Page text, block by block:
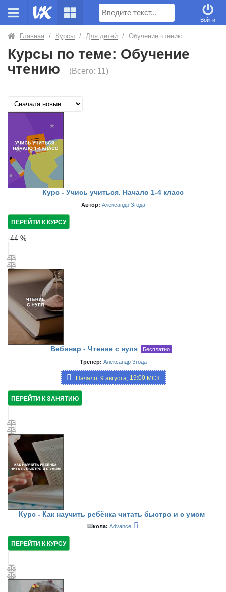
Поиск
Войти
Главная / Курсы / Для детей / Обучение чтению
Курсы по теме: Обучение
чтению
(Всего: 11)
Курс - Учись учиться. Начало 1-4 класс
Автор: Александр Згода
ПЕРЕЙТИ К КУРСУ
-44 %
Вебинар - Чтение с нуля
Бесплатно
Тренер: Александр Згода
Начало: 9 августа, 19:00МСК
ПЕРЕЙТИ К ЗАНЯТИЮ
Курс - Как научить ребёнка читать быстро и с умом
Школа: Advance
ПЕРЕЙТИ К КУРСУ